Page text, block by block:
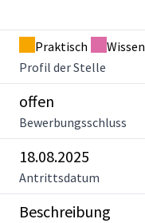
Praktisch
Profil der Stelle
offen
Bewerbungsschluss
18.08.2025
Antrittsdatum
Beschreibung